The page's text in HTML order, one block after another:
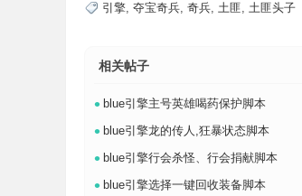
引擎, 夺宝奇兵, 奇兵, 土匪, 土匪头子
相关帖子
• blue引擎主号英雄喝药保护脚本
• blue引擎龙的传人,狂暴状态脚本
• blue引擎行会杀怪、行会捐献脚本
• blue引擎选择一键回收装备脚本